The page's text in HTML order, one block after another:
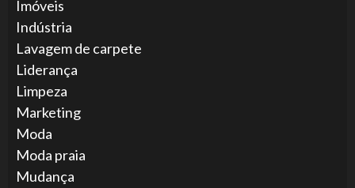
Imóveis
Indústria
Lavagem de carpete
Liderança
Limpeza
Marketing
Moda
Moda praia
Mudança